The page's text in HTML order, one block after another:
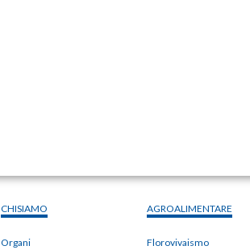
CHISIAMO
Organi
AGROALIMENTARE
Florovivaismo